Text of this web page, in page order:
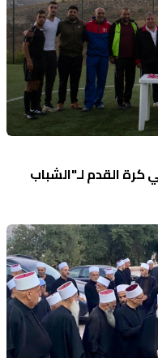
كرة القدم لـ"الشباب